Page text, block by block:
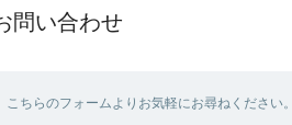
問い合わせ
ちらのフォームよりお気軽にお尋ねください。